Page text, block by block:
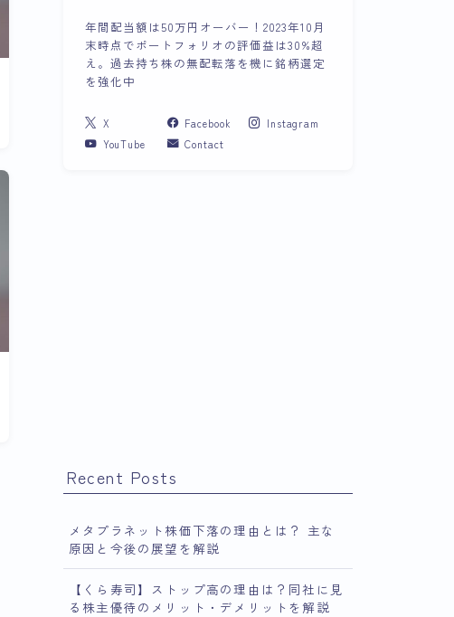
年間配当額は50万円オーバー！2023年10月
末時点でポートフォリオの評価益は30%超
え。過去持ち株の無配転落を機に銘柄選定
を強化中
X Facebook
Instagram
YouTube
Contact
Recent Posts
メタプラネット株価下落の理由とは？ 主な
原因と今後の展望を解説
【くら寿司】ストップ高の理由は？同社に見
る株主優待のメリット・デメリットを解説